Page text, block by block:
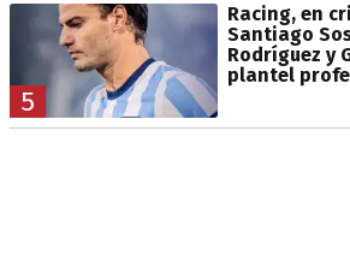
5
Racing, en
Santiago
Rodríguez y
plantel